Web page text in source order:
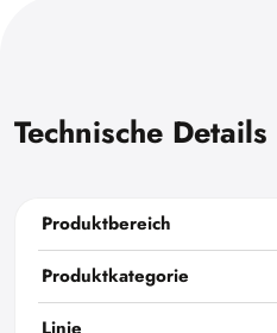
Technische Details
Produktbereich
Produktkategorie